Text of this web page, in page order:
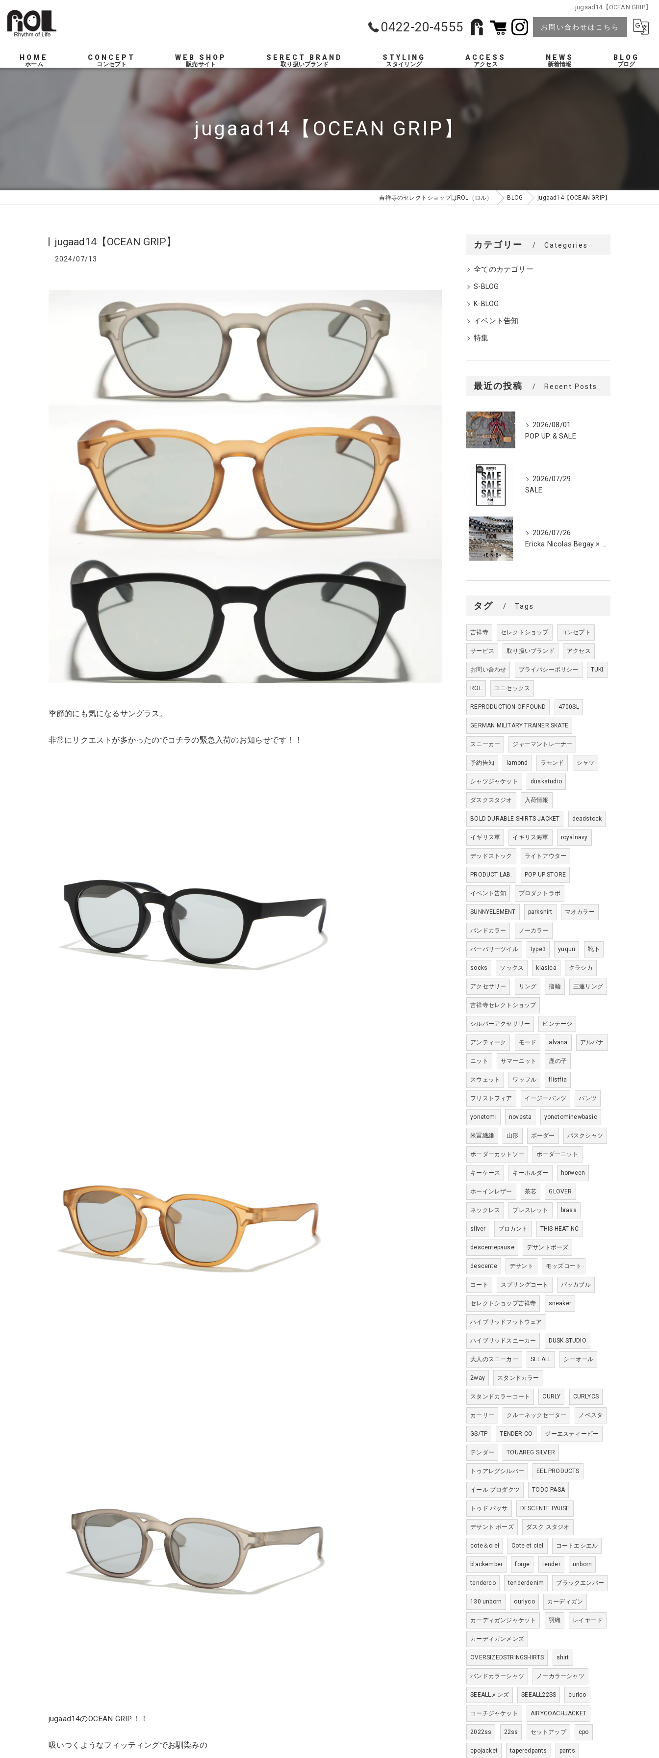
jugaad14【OCEAN GRIP】
0422-20-4555 お問い合わせはこちら
HOME CONCEPT WEB SHOP SERECT BRAND STYLING ACCESS NEWS BLOG
jugaad14【OCEAN GRIP】
吉祥寺のセレクトショップはROL（ロル） BLOG jugaad14【OCEAN GRIP】
jugaad14【OCEAN GRIP】
2024/07/13
季節的にも気になるサングラス。
非常にリクエストが多かったのでコチラの緊急入荷のお知らせです！！
jugaad14のOCEAN GRIP！！
吸いつくようなフィッティングでお馴染みの
カテゴリー Categories
全てのカテゴリー
S-BLOG
K-BLOG
イベント告知
特集
最近の投稿 Recent Posts
2026/08/01
POP UP & SALE
2026/07/29
SALE
2026/07/26
Ericka Nicolas Begay × ROL POP UP STORE
タグ Tags
吉祥寺 セレクトショップ コンセプト
サービス 取り扱いブランド アクセス
お問い合わせ プライバシーポリシー TUKI
ROL ユニセックス
REPRODUCTION OF FOUND 4700SL
GERMAN MILITARY TRAINER SKATE
スニーカー ジャーマントレーナー
予約告知 lamond ラモンド シャツ
シャツジャケット duskstudio
ダスクスタジオ 入荷情報
BOLD DURABLE SHIRTS JACKET deadstock
イギリス軍 イギリス海軍 royalnavy
デッドストック ライトアウター
PRODUCT LAB. POP UP STORE
イベント告知 プロダクトラボ
SUNNYELEMENT parkshirt マオカラー
バンドカラー ノーカラー
バーバリーツイル type3 yuquri 靴下
socks ソックス klasica クラシカ
アクセサリー リング 指輪 三連リング
吉祥寺セレクトショップ
シルバーアクセサリー ビンテージ
アンティーク モード alvana アルバナ
ニット サマーニット 鹿の子
スウェット ワッフル flistfia
フリストフィア イージーパンツ パンツ
yonetomi novesta yonetominewbasic
米冨繊維 山形 ボーダー バスクシャツ
ボーダーカットソー ボーダーニット
キーケース キーホルダー horween
ホーインレザー 茶芯 GLOVER
ネックレス ブレスレット brass
silver ブロカント THIS HEAT NC
descentepause デサントポーズ
descente デサント モッズコート
コート スプリングコート パッカブル
セレクトショップ吉祥寺 sneaker
ハイブリッドフットウェア
ハイブリッドスニーカー DUSK STUDIO
大人のスニーカー SEEALL シーオール
2way スタンドカラー
スタンドカラーコート CURLY CURLYCS
カーリー クルーネックセーター ノベスタ
GS/TP TENDER CO ジーエスティーピー
テンダー TOUAREG SILVER
トゥアレグシルバー EEL PRODUCTS
イール プロダクツ TODO PASA
トゥド パッサ DESCENTE PAUSE
デサント ポーズ ダスク スタジオ
cote＆ciel Cote et ciel コートエシエル
blackember forge tender unborn
tenderco tenderdenim ブラックエンバー
130 unborn curlyco カーディガン
カーディガンジャケット 羽織 レイヤード
カーディガンメンズ
OVERSIZEDSTRINGSHIRTS shirt
バンドカラーシャツ ノーカラーシャツ
SEEALLメンズ SEEALL22SS curlco
コーチジャケット AIRYCOACHJACKET
2022ss 22ss セットアップ cpo
cpojacket taperedpants pants